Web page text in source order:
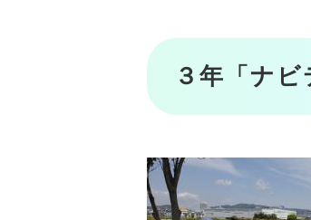
３年「ナビ